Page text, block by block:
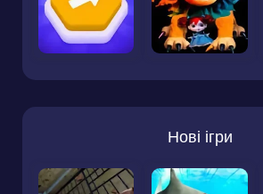
Нові ігри